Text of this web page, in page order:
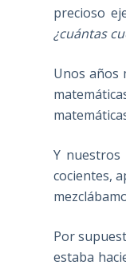
precioso
¿cuántas
Unos años
Y nuestros
cocientes,
Por
estaba